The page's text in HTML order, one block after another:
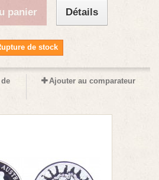
panier Détails
de stock
Ajouter au comparateur